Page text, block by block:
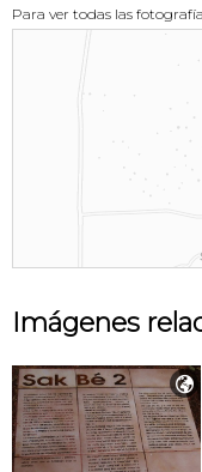
Para ver todas las
Imágenes
